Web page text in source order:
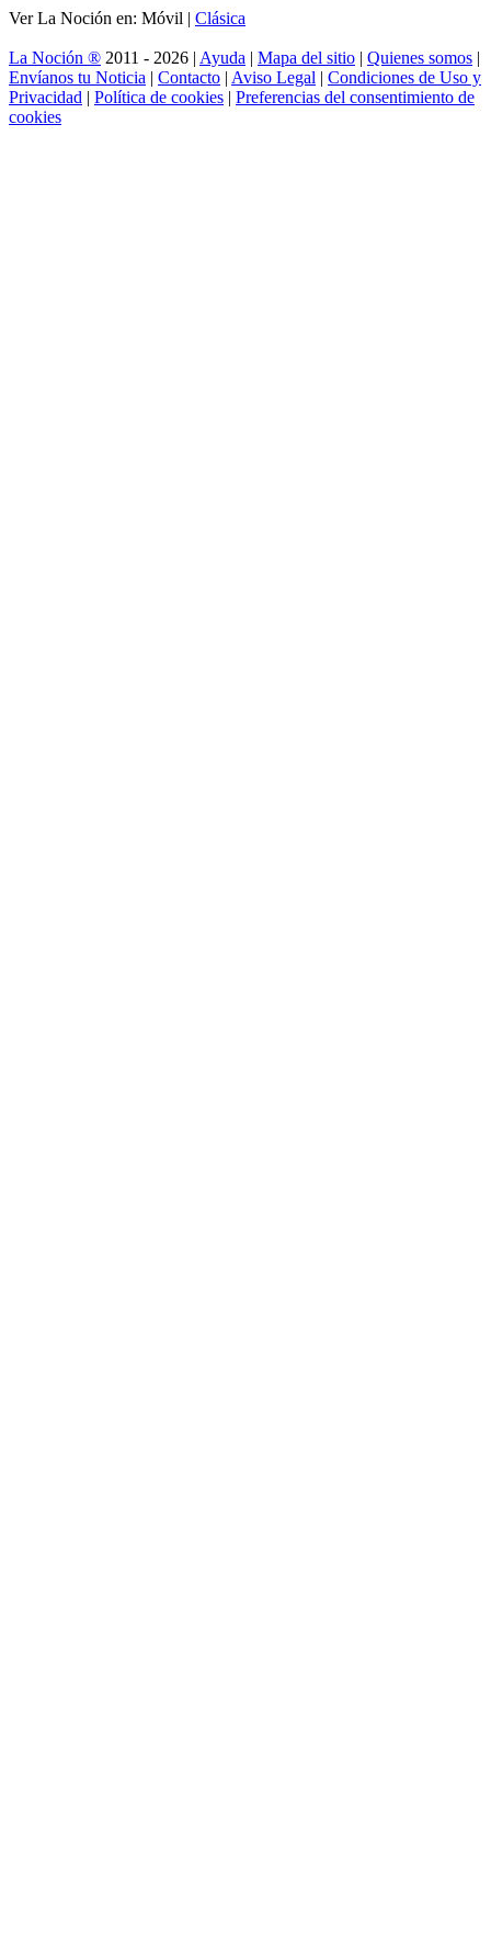
Ver La Noción en: Móvil | Clásica
La Noción ® 2011 - 2026 | Ayuda | Mapa del sitio | Quienes somos |
Envíanos tu Noticia | Contacto | Aviso Legal | Condiciones de Uso y
Privacidad | Política de cookies | Preferencias del consentimiento de
cookies